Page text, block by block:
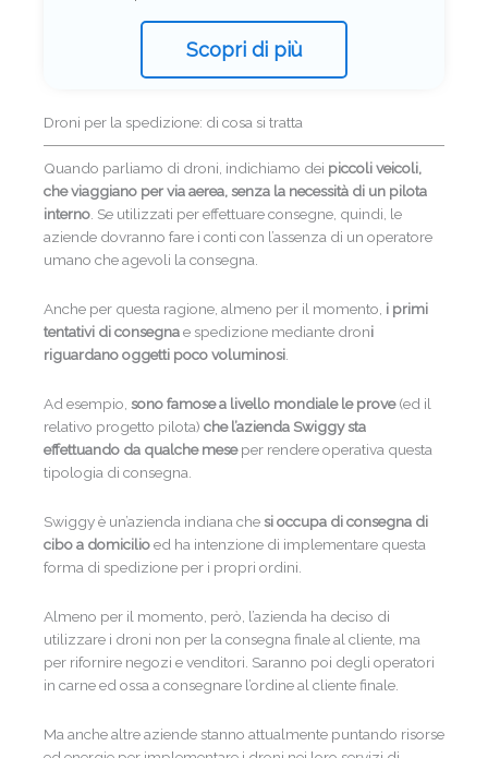
Scopri di più
Droni per la spedizione: di cosa si tratta
Quando parliamo di droni, indichiamo dei piccoli veicoli,
che viaggiano per via aerea, senza la necessità di un pilota
interno. Se utilizzati per effettuare consegne, quindi, le
aziende dovranno fare i conti con l’assenza di un operatore
umano che agevoli la consegna.
Anche per questa ragione, almeno per il momento, i primi
tentativi di consegnae spedizione mediante droni
riguardano oggetti poco voluminosi
Ad esempio, sono famose a livello mondiale le prove(ed il
relativo progetto pilota) che l’azienda Swiggy sta
effettuando da qualche meseper rendere operativa questa
tipologia di consegna.
Swiggy è un’azienda indiana chesi occupa di consegna di
cibo a domicilioed ha intenzione di implementare questa
forma di spedizione per i propri ordini.
Almeno per il momento, però, l’azienda ha deciso di
utilizzare i droni non per la consegna finale al cliente, ma
per rifornire negozi e venditori. Saranno poi degli operatori
in carne ed ossa a consegnare l’ordine al cliente finale.
Ma anche altre aziende stanno attualmente puntando risorse